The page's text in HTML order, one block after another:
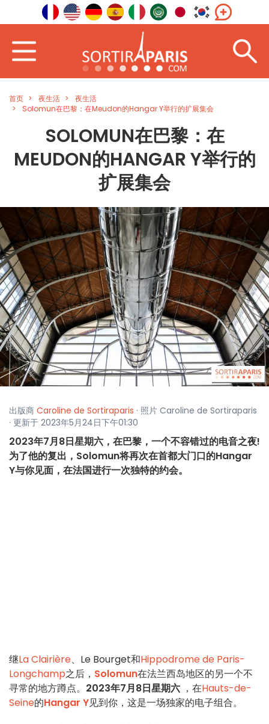
首页 夜生活
夜生活
Solomun在巴黎：在Meudon的Hangar Y举行的扩展集会
SOLOMUN在巴黎：在
MEUDON的HANGAR Y举行的
扩展集会
出版商 Caroline de Sortiraparis · 照片 Caroline de Sortiraparis
· 更新于 2023年5月24日下午01:30
2023年7月8日星期六，在巴黎，一个不容错过的电音之夜!
为了他的复出，Solomun将再次在首都大门口的Hangar
Y与你见面，在法国进行一次独特的约会。
继La Clairière、Le Bourget和Hippodrome de Paris-
Longchamp之后， Solomun在法兰西岛地区的另一个不
寻常的地方蹲点。 2023年7月8日星期六 ，在Hauts-de-
Seine的Hangar Y见到你，这是一场独家的电子组合。